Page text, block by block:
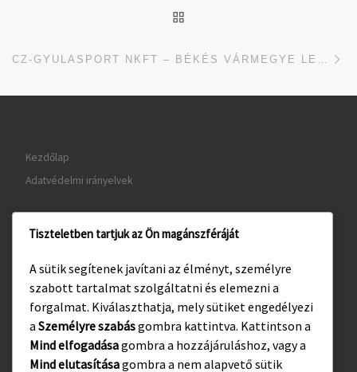
Kezdőlap
Adatvédelmi irányelvek
www.visitgyula.com
www.gyulakult.hu
Facebook
Tiszteletben tartjuk az Ön magánszféráját
A sütik segítenek javítani az élményt, személyre
szabott tartalmat szolgáltatni és elemezni a
forgalmat. Kiválaszthatja, mely sütiket engedélyezi
a Személyre szabásgombra kattintva. Kattintson a
Mind elfogadásagombra a hozzájáruláshoz, vagy a
Mind elutasításagombra a nem alapvető sütik